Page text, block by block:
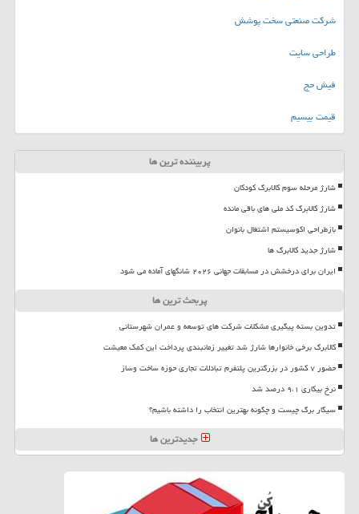
شرکت صنعتی سخت پوشش
طراحی سایت
فیش حج
قیمت بیسیم
پربیننده ترین ها
شارژ مرحله سوم کالابرگ کودکان
شارژ کالابرگ کد ملی های باقی مانده
بازطراحی اکوسیستم اشتغال بانوان
شارژ جدید کالابرگ ها
ایران برای درخشش در مسابقات جهانی ۲۰۲۶ شانگهای آماده می شود
پربحث ترین ها
تدوین بسته پیگیری مشکلات شرکت های توسعه و عمران شهرستانی
کالابرگ برخی خانوارها شارژ شد تغییر زمانبندی پرداخت این کمک معیشت
حضور ۷ کشور در بزرگترین پلتفرم تبادلات تجاری حوزه ساخت وساز
نرخ بیکاری ۹،۱ درصد شد
سیگار برگ چیست و چگونه بهترین انتخاب را داشته باشیم؟
جدیدترین ها